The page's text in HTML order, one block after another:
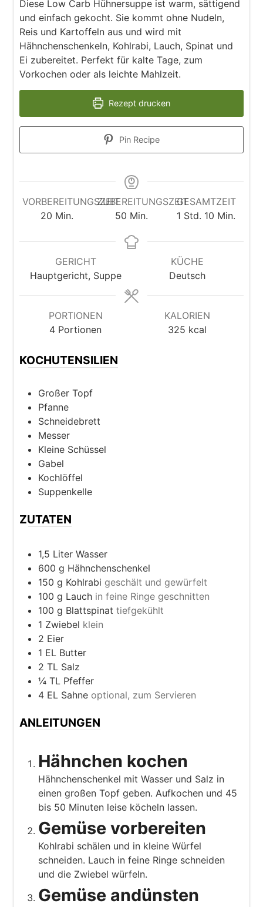
Diese Low Carb Hühnersuppe ist warm, sättigend
und einfach gekocht. Sie kommt ohne Nudeln,
Reis und Kartoffeln aus und wird mit
Hähnchenschenkeln, Kohlrabi, Lauch, Spinat und
Ei zubereitet. Perfekt für kalte Tage, zum
Vorkochen oder als leichte Mahlzeit.
Rezept drucken
Pin Recipe
VORBEREITUNGSZEIT
20Minuten
Min.
ZUBEREITUNGSZEIT
50 Minuten
Min.
GESAMTZEIT
1 Stunde
Std. 10 Minuten
Min.
GERICHT
Hauptgericht, Suppe
KÜCHE
Deutsch
PORTIONEN
4 Portionen
KALORIEN
325 kcal
KOCHUTENSILIEN
Großer Topf
Pfanne
Schneidebrett
Messer
Kleine Schüssel
Gabel
Kochlöffel
Suppenkelle
ZUTATEN
1,5 Liter Wasser
600 g Hähnchenschenkel
150 g Kohlrabi geschält und gewürfelt
100 g Lauch in feine Ringe geschnitten
100 g Blattspinat tiefgekühlt
1 Zwiebel klein
2 Eier
1 EL Butter
2 TL Salz
¼ TL Pfeffer
4 EL Sahne optional, zum Servieren
ANLEITUNGEN
Hähnchen kochen
Hähnchenschenkel mit Wasser und Salz in
einen großen Topf geben. Aufkochen und 45
bis 50 Minuten leise köcheln lassen.
Gemüse vorbereiten
Kohlrabi schälen und in kleine Würfel
schneiden. Lauch in feine Ringe schneiden
und die Zwiebel würfeln.
Gemüse andünsten